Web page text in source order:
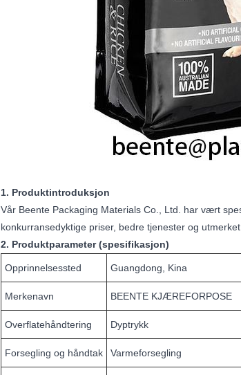
1. Produktintroduksjon
Vår Beente Packaging Materials Co., Ltd. har vært
konkurransedyktige priser, bedre tjenester og
2. Produktparameter (spesifikasjon)
Opprinnelsessted Guangdong, Kina
Merkenavn BEENTE KJÆREFORPOSE
Overflatehåndtering Dyptrykk
Forsegling og håndtak Varmeforsegling